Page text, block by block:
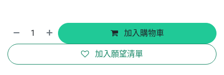
加入購物車
加入願望清單